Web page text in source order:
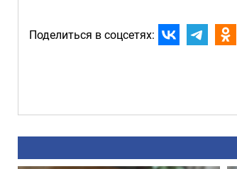
Поделиться в соцсетях: